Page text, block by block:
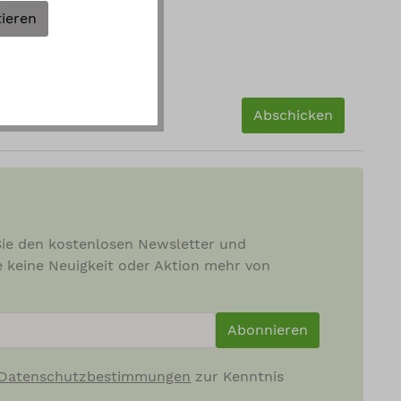
Abschicken
den kostenlosen Newsletter und
keine Neuigkeit oder Aktion mehr von
Abonnieren
Datenschutzbestimmungen zur Kenntnis